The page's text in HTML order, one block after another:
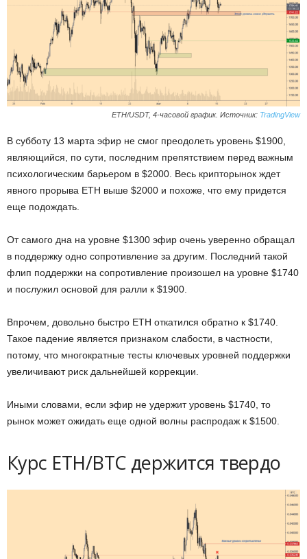
ETH/USDT, 4-часовой график. Источник: TradingView
В субботу 13 марта эфир не смог преодолеть уровень $1900,
являющийся, по сути, последним препятствием перед важным
психологическим барьером в $2000. Весь крипторынок ждет
явного прорыва ETH выше $2000 и похоже, что ему придется
еще подождать.
От самого дна на уровне $1300 эфир очень уверенно обращал
в поддержку одно сопротивление за другим. Последний такой
флип поддержки на сопротивление произошел на уровне $1740
и послужил основой для ралли к $1900.
Впрочем, довольно быстро ETH откатился обратно к $1740.
Такое падение является признаком слабости, в частности,
потому, что многократные тесты ключевых уровней поддержки
увеличивают риск дальнейшей коррекции.
Иными словами, если эфир не удержит уровень $1740, то
рынок может ожидать еще одной волны распродаж к $1500.
Курс ETH/BTC держится твердо